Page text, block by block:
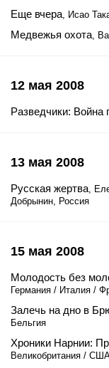
Еще вчера, Исао
Медвежья охота,
12 мая 2008
Разведчики: Война
13 мая 2008
Русская жертва,
Добрынин, Россия
15 мая 2008
Молодость без
Германия / Италия /
Залечь на дно в
Бельгия
Хроники Нарнии:
Великобритания /